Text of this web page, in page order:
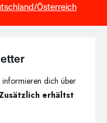
Österreich
informieren dich über
erhältst